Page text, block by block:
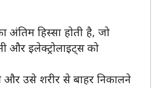
अंतिम हिस्सा होती है, जो
और इलेक्ट्रोलाइट्स को
और उसे शरीर से बाहर निकालने